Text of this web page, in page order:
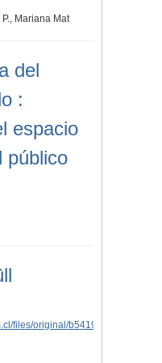
Mariana Mat
del
:
espacio
público